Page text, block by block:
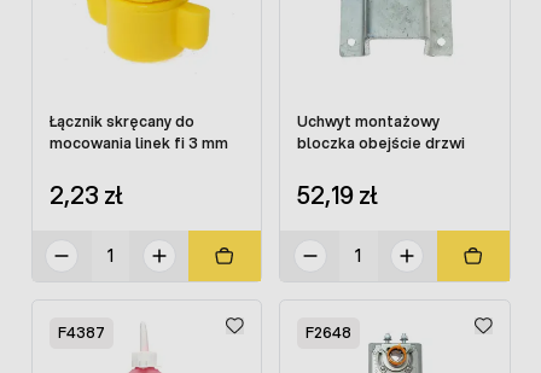
Łącznik skręcany do
mocowania linek fi 3 mm
2,23 zł
Uchwyt montażowy
bloczka obejście drzwi
52,19 zł
F4387 F2648